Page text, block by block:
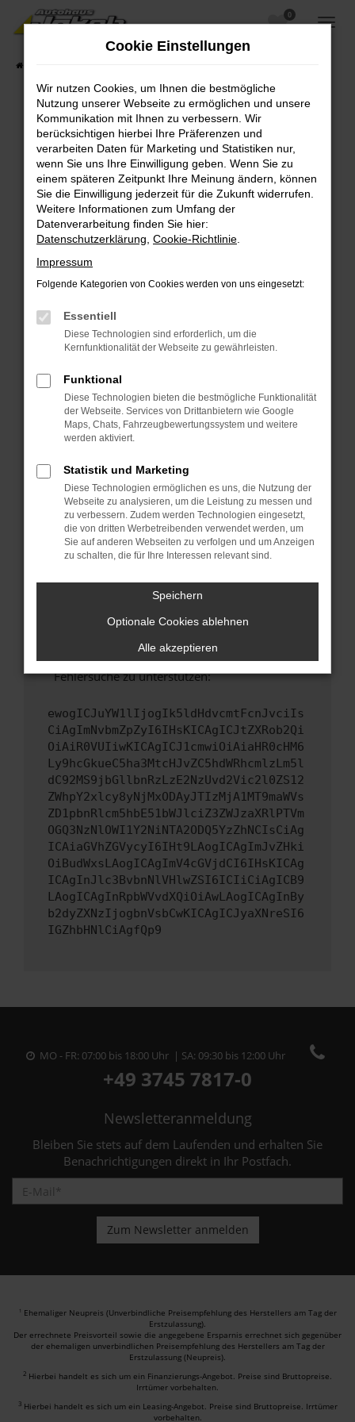
Zum
Hauptinhalt
0
Fehler: Network Error
Beim Laden ist ein Fehler aufgetreten.
Hier sind ein paar Tipps, die dir helfen können:
Überprüfe deine Firewall und deine
Internetverbindung.
Laden andere Webseiten, zum Beispiel deine
Suchmaschine?
Prüfe deine Browsererweiterungen.
Manche Erweiterungen, wie Werbeblocker,
können das Laden bestimmter Seiten
verhindern. Funktioniert die Seite in einem
Fenster?
Starte dein Gerät neu.
Das kann manchmal helfen, vorübergehende
Probleme zu beheben.
Betriebssystem auf dem neuesten Stand
sind.
Veraltete Software birgt nicht nur ein
Sicherheitsrisiko, sondern kann auch dazu
führen, dass bestimmte Funktionen nicht mehr
unterstützt werden.
Wende dich an den Webseitenbetreiber.
Wenn du alle oben genannten Schritte versucht
hast, kontaktiere uns bitte. Wir werden
versuchen, das Problem zu beheben. Du kannst
uns diesen Text schicken, um uns bei der
Fehlersuche zu unterstützen:
ewogICJuYW1lIjogIk5ldHdvcmtFcnJvciIs
CiAgImNvbmZpZyI6IHsKICAgICJtZXRob2Qi
OiAiR0VUIiwKICAgICJ1cmwiOiAiaHR0cHM6
Ly9hcGkueC5ha3MtcHJvZC5hdWRhcmlzLm5l
dC92MS9jbGllbnRzLzE2NzUvd2Vic2l0ZS12
ZWhpY2xlcy8yNjMxODAyJTIzMjA1MT9maWVs
ZD1pbnRlcm5hbE51bWJlciZ3ZWJzaXRlPTVm
OGQ3NzNlOWI1Y2NiNTA2ODQ5YzZhNCIsCiAg
ICAiaGVhZGVycyI6IHt9LAogICAgImJvZHki
OiBudWxsLAogICAgImV4cGVjdCI6IHsKICAg
ICAgInJlc3BvbnNlVHlwZSI6ICIiCiAgICB9
LAogICAgInRpbWVvdXQiOiAwLAogICAgInBy
b2dyZXNzIjogbnVsbCwKICAgICJyaXNreSI6
IGZhbHNlCiAgfQp9
MO - FR: 07:00 bis 18:00 Uhr | SA: 09:30 bis 12:00 Uhr
+49 3745 7817-0
Newsletteranmeldung
Bleiben Sie stets auf dem Laufenden und erhalten Sie
Benachrichtigungen direkt in Ihr Postfach.
1 Ehemaliger Neupreis (Unverbindliche Preisempfehlung des Herstellers am Tag der
Erstzulassung).
Der errechnete Preisvorteil sowie die angegebene Ersparnis errechnet sich gegenüber
der ehemaligen unverbindlichen Preisempfehlung des Herstellers am Tag der
Erstzulassung (Neupreis).
2 Hierbei handelt es sich um ein Finanzierungs-Angebot. Preise sind Bruttopreise.
Irrtümer vorbehalten.
3 Hierbei handelt es sich um ein Leasing-Angebot. Preise sind Bruttopreise. Irrtümer
vorbehalten.
Cookie Einstellungen
Wir nutzen Cookies, um Ihnen die bestmögliche
Nutzung unserer Webseite zu ermöglichen und unsere
Kommunikation mit Ihnen zu verbessern. Wir
berücksichtigen hierbei Ihre Präferenzen und
verarbeiten Daten für Marketing und Statistiken nur,
wenn Sie uns Ihre Einwilligung geben. Wenn Sie zu
einem späteren Zeitpunkt Ihre Meinung ändern, können
Sie die Einwilligung jederzeit für die Zukunft widerrufen.
Weitere Informationen zum Umfang der
Datenverarbeitung finden Sie hier:
Datenschutzerklärung Cookie-Richtlinie
Impressum
Folgende Kategorien von Cookies werden von uns eingesetzt:
Essentiell
Diese Technologien sind erforderlich, um die
Kernfunktionalität der Webseite zu gewährleisten.
Funktional
Diese Technologien bieten die bestmögliche Funktionalität
der Webseite. Services von Drittanbietern wie Google
Maps, Chats, Fahrzeugbewertungssystem und weitere
werden aktiviert.
Statistik und Marketing
Diese Technologien ermöglichen es uns, die Nutzung der
Webseite zu analysieren, um die Leistung zu messen und
zu verbessern. Zudem werden Technologien eingesetzt,
die von dritten Werbetreibenden verwendet werden, um
Sie auf anderen Webseiten zu verfolgen und um Anzeigen
zu schalten, die für Ihre Interessen relevant sind.
Speichern
Optionale Cookies ablehnen
Alle akzeptieren